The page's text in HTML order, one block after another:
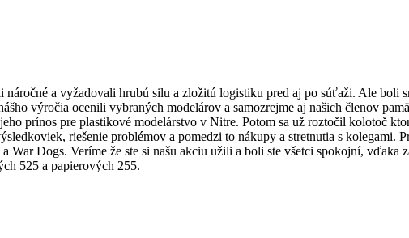
a vyžadovali hrubú silu a zložitú logistiku pred aj po súťaži. Ale boli
výročia ocenili vybraných modelárov a samozrejme aj našich členov
prínos pre plastikové modelárstvo v Nitre. Potom sa už roztočil kolotoč
riešenie problémov a pomedzi to nákupy a stretnutia s kolegami.
Dogs. Veríme že ste si našu akciu užili a boli ste všetci spokojní, vďaka
525 a papierových 255.